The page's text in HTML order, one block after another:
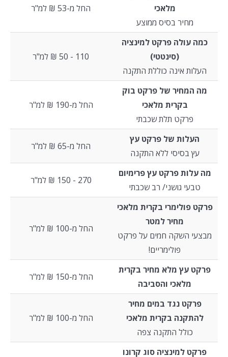
מלאכי
מחיר בסיס ממוצע
החל מ-53 ₪ למ"ר
כמה עולה פרקט למינציה
(סינטטי)
העלות אינה כוללת התקנה
110 - 50 ₪ למ"ר
מה המחיר של פרקט בוק
בקרית מלאכי
פרקט תלת שכבתי
החל מ-190 ₪ למ"ר
העלות של פרקט עץ
עץ בסיסי ללא התקנה
החל מ-65 ₪ למ"ר
מה עלות פרקט עץ פרימיום
טבעי גושני/ רב שכבתי
270 - 150 ₪ למ"ר
פרקט פולימרי בקרית מלאכי
מחיר למטר
מבצעי השקה חמים על פרקט
פולימריים!
החל מ-100 ₪ למ"ר
פרקט עץ מלא מחיר בקרית
מלאכי והסביבה
החל מ-150 ₪ למ"ר
פרקט נגד במים מחיר
להתקנה בקרית מלאכי
כולל התקנה צפה
החל מ-100 ₪ למ"ר
פרקט למינציה סוג קרונו